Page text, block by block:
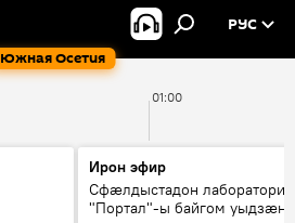
Южная Осетия
РУС
01:00
Ирон эфир
Сфæлдыстадон лаборатори
"Портал"-ы байгом уыдзæн